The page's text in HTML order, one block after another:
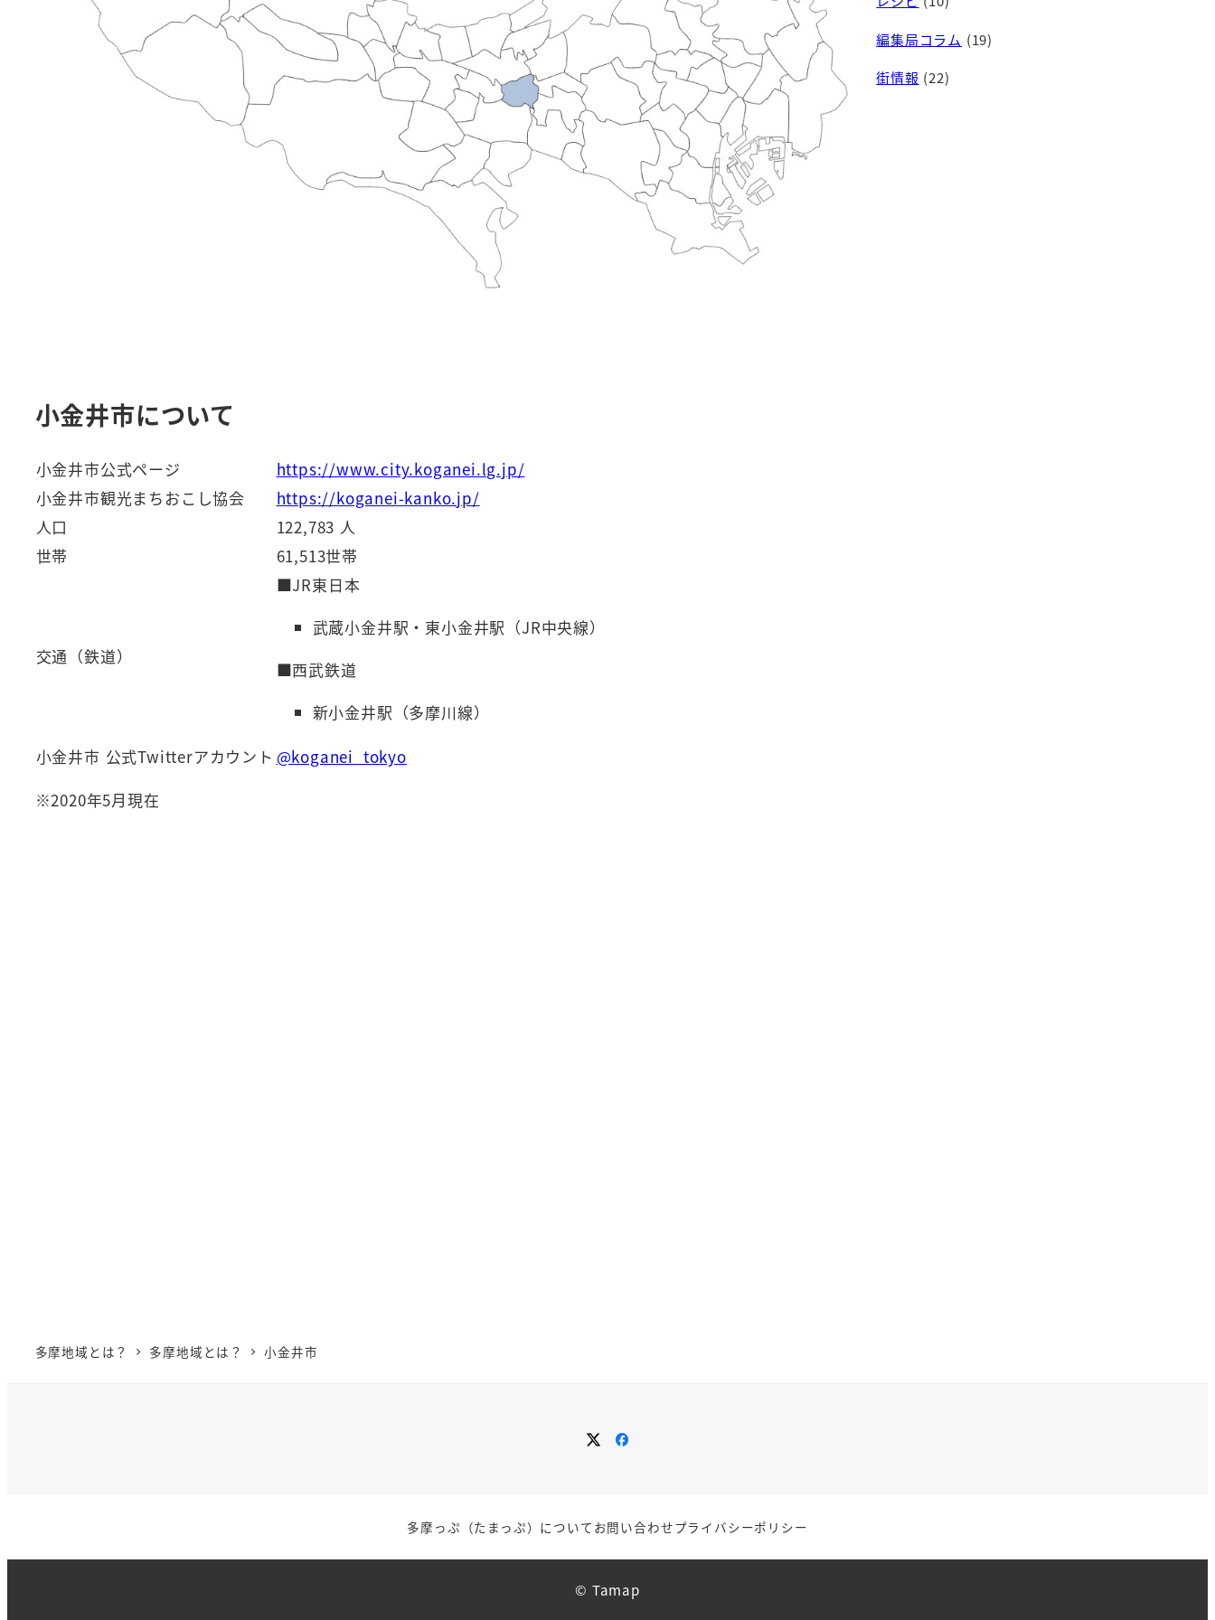
小金井市について
小金井市公式ページ
https://www.city.koganei.lg.jp/
小金井市観光まちおこし協会
https://koganei-kanko.jp/
人口
122,783 人
世帯
61,513世帯
交通（鉄道）
■JR東日本
武蔵小金井駅・東小金井駅（JR中央線）
■西武鉄道
新小金井駅（多摩川線）
小金井市 公式Twitterアカウント @koganei_tokyo
※2020年5月現在
編集局コラム (19)
街情報 (22)
多摩地域とは？ 多摩地域とは？ 小金井市
メ
ニ
メ
多摩っぷ（たまっぷ）について お問い合わせプライバシーポリシー
© Tamap